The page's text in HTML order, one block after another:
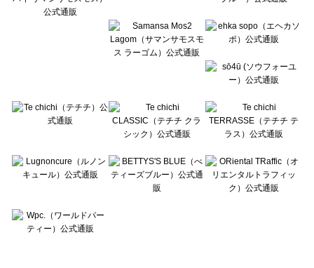
Wpc.（ワールドパーティー）の一覧